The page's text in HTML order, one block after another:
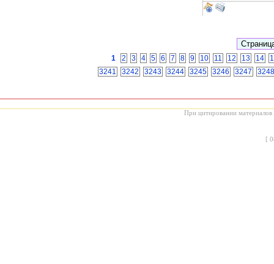
1 2 3 4 5 6 7 8 9 10 11 12 13 14
3241
3242 3243 3244 3245 3246 3247 3248
При цитировании материалов
[